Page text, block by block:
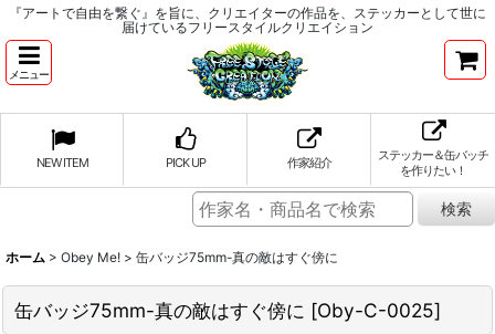
『アートで自由を繋ぐ』を旨に、クリエイターの作品を、ステッカーとして世に
届けているフリースタイルクリエイション
メニュー
NEW ITEM PICK UP 作家紹介
ステッカー＆缶バッチ
を作りたい！
ホーム > Obey Me! > 缶バッジ75mm-真の敵はすぐ傍に
缶バッジ75mm-真の敵はすぐ傍に [Oby-C-0025]